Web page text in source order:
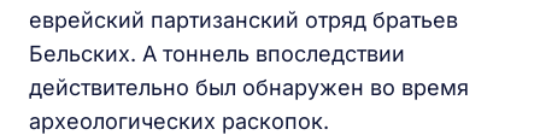
еврейский партизанский отряд братьев
Бельских. А тоннель впоследствии
действительно был обнаружен во время
археологических раскопок.